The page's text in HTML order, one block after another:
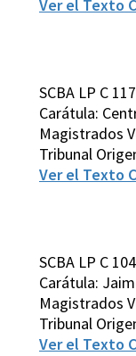
Ver el Texto
SCBA LP C
Carátula:
Magistrados
Tribunal
Ver el Texto
SCBA LP C
Carátula:
Magistrados
Tribunal
Ver el Texto